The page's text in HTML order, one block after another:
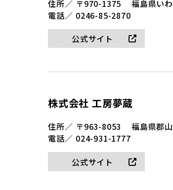
住所／ 〒970-1375
福島県い
電話／ 0246-85-2870
公式サイト
株式会社 工房夢蔵
住所／ 〒963-8053
福島県郡
電話／ 024-931-1777
公式サイト